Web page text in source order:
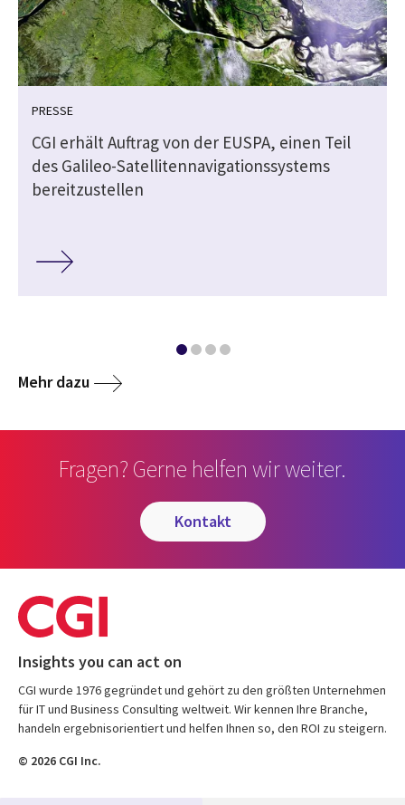
PRESSE
CGI erhält Auftrag von der EUSPA, einen Teil
des Galileo-Satellitennavigationssystems
bereitzustellen
Mehr dazu
Fragen? Gerne helfen wir weiter.
kontakt
Insights you can act on
CGI wurde 1976 gegründet und gehört zu den größten Unternehmen
für IT und Business Consulting weltweit. Wir kennen Ihre Branche,
handeln ergebnisorientiert und helfen Ihnen so, den ROI zu steigern.
© 2026 CGI Inc.